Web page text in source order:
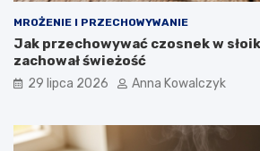
MROŻENIE I PRZECHOWYWANIE
Jak przechowywać czosnek w
zachował świeżość
29 lipca 2026 Anna Kowalczyk